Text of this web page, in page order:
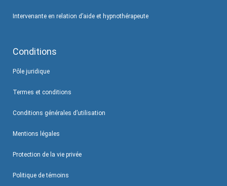
Intervenante en relation d’aide et hypnothérapeute
Conditions
Pôle juridique
Termes et conditions
Conditions générales d’utilisation
Mentions légales
Protection de la vie privée
Politique de témoins